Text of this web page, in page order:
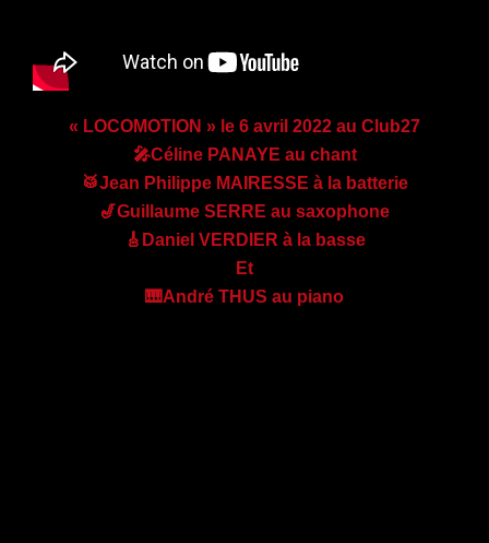
« LOCOMOTION » le 6 avril 2022 au Club27
🎤Céline PANAYE au chant
🥁Jean Philippe MAIRESSE à la batterie
🎷Guillaume SERRE au saxophone
🎸Daniel VERDIER à la basse
Et
🎹André THUS au piano